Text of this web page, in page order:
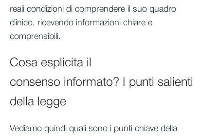
reali condizioni di comprendere il suo quadro
clinico, ricevendo informazioni chiare e
comprensibili.
Cosa esplicita il
consenso informato? I punti salienti
della legge
Vediamo quindi quali sono i punti chiave della